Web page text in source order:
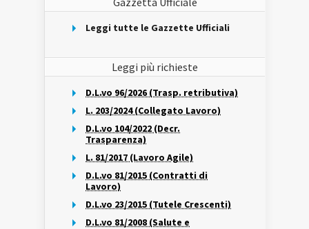
Leggi tutte le Gazzette Ufficiali
Leggi più richieste
D.L.vo 96/2026 (Trasp. retributiva)
L. 203/2024 (Collegato Lavoro)
D.L.vo 104/2022 (Decr.
Trasparenza)
L. 81/2017 (Lavoro Agile)
D.L.vo 81/2015 (Contratti di
Lavoro)
D.L.vo 23/2015 (Tutele Crescenti)
D.L.vo 81/2008 (Salute e